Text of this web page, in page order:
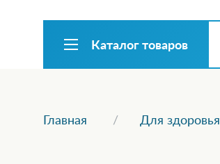
Каталог товаров
Главная Для здоровья